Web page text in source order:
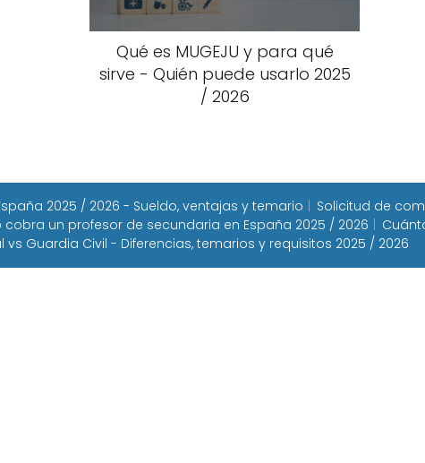
Qué es MUGEJU y para qué
sirve - Quién puede usarlo 2025
/ 2026
2025 / 2026 - Sueldo, ventajas y temario
Solicitud de
cobra un profesor de secundaria en España 2025 / 2026
vs Guardia Civil - Diferencias, temarios y requisitos 2025 / 2026